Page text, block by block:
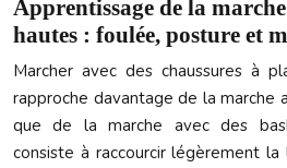
Apprentissage de la
hautes : foulée, posture et
Marcher avec des chaussures à
rapproche davantage de la marche
que de la marche avec des
consiste à raccourcir légèrement